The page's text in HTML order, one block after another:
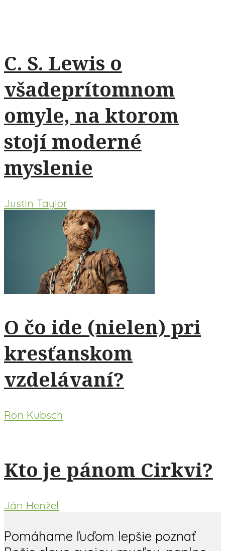
C. S. Lewis o
všadeprítomnom
omyle, na ktorom
stojí moderné
myslenie
Justin Taylor
O čo ide (nielen) pri
kresťanskom
vzdelávaní?
Ron Kubsch
Kto je pánom Cirkvi?
Ján Henžel
Pomáhame ľuďom lepšie poznať